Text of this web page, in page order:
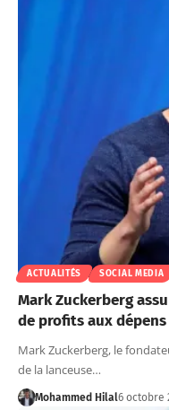
ACTUALITÉS SOCIAL MEDIA
Mark Zuckerberg
de profits aux
Mark Zuckerberg, le
de la lanceuse…
Mohammed Hilal6 octobre